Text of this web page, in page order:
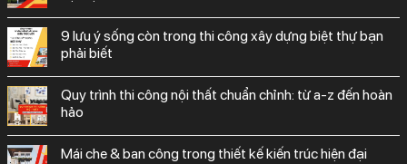
9 lưu ý sống còn trong thi công xây dựng biệt thự bạn
phải biết
quy trình thi công nội thất chuẩn chỉnh: từ a-z đến hoàn
hảo
mái che & ban công trong thiết kế kiến trúc hiện đại